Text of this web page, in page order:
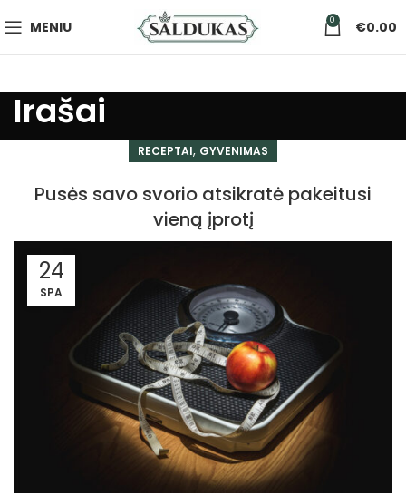
MENIU 0 €0.00
Irašai
RECEPTAI, GYVENIMAS
Pusės savo svorio atsikratė pakeitusi
vieną įprotį
24
SPA